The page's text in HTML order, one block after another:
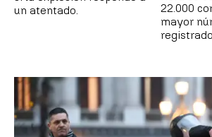
un atentado.
22.000
mayor